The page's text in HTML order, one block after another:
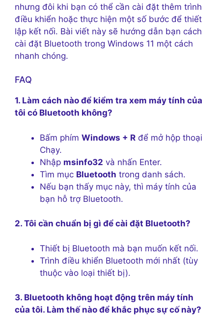
nhưng đôi khi bạn có thể cần cài đặt thêm trình
điều khiển hoặc thực hiện một số bước để thiết
lập kết nối. Bài viết này sẽ hướng dẫn bạn cách
cài đặt Bluetooth trong Windows 11 một cách
nhanh chóng.
FAQ
1. Làm cách nào để kiểm tra xem máy tính của
tôi có Bluetooth không?
Bấm phím Windows + R để mở hộp thoại
Chạy.
Nhập msinfo32 và nhấn Enter.
Tìm mục Bluetooth trong danh sách.
Nếu bạn thấy mục này, thì máy tính của
bạn hỗ trợ Bluetooth.
2. Tôi cần chuẩn bị gì để cài đặt Bluetooth?
Thiết bị Bluetooth mà bạn muốn kết nối.
Trình điều khiển Bluetooth mới nhất (tùy
thuộc vào loại thiết bị).
3. Bluetooth không hoạt động trên máy tính
của tôi. Làm thế nào để khắc phục sự cố này?